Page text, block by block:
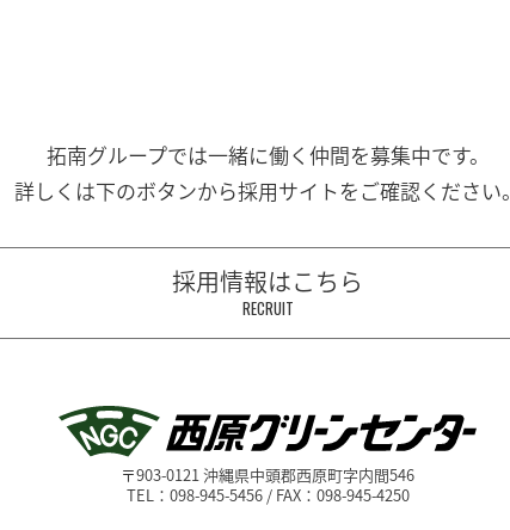
拓南グループでは一緒に働く 仲間を募集中です。
詳しくは下のボタンから採用サイトをご確認ください。
採用情報はこちら
RECRUIT
〒903-0121 沖縄県中頭郡西原町字内間546
TEL：098-945-5456 / FAX：098-945-4250